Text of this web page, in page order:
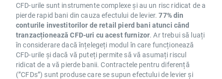
CFD-urile sunt instrumente complexe și au un risc ridicat de a
pierde rapid bani din cauza efectului de levier.77% din
conturile investitorilor de retail pierd bani atunci când
tranzacționează CFD-uri cu acest furnizor. Ar trebui să luați
în considerare dacă înțelegeți modul în care funcționează
CFD-urile și dacă vă puteți permite să vă asumați riscul
ridicat de a vă pierde banii. Contractele pentru diferență
(”CFDs”) sunt produse care se supun efectului de levier și